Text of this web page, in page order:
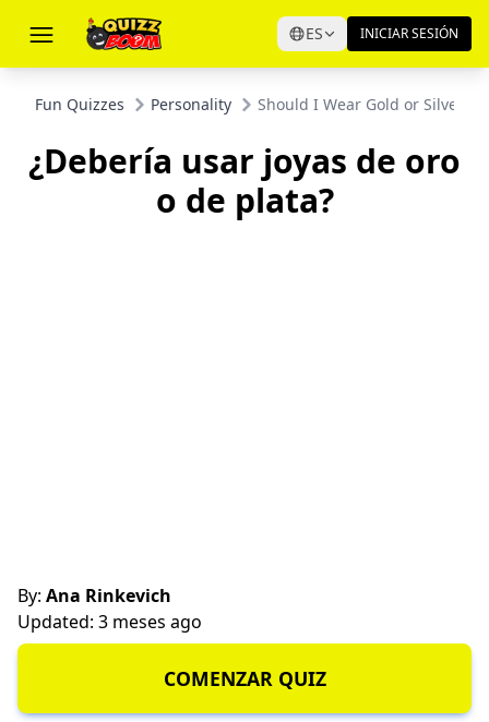
ES INICIAR SESIÓN
Fun Quizzes Personality Should I Wear Gold or Silver
¿Debería usar joyas de oro
o de plata?
By: Ana Rinkevich
Updated: 3 meses ago
COMENZAR QUIZ